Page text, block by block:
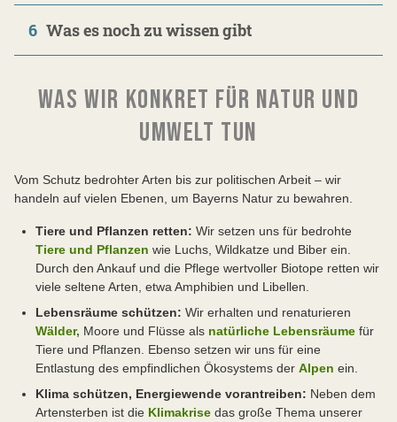
6 Was es noch zu wissen gibt
WAS WIR KONKRET FÜR NATUR UND
UMWELT TUN
Vom Schutz bedrohter Arten bis zur politischen Arbeit – wir
handeln auf vielen Ebenen, um Bayerns Natur zu bewahren.
Tiere und Pflanzen retten: Wir setzen uns für bedrohte
Tiere und Pflanzen wie Luchs, Wildkatze und Biber ein.
Durch den Ankauf und die Pflege wertvoller Biotope retten wir
viele seltene Arten, etwa Amphibien und Libellen.
Lebensräume schützen: Wir erhalten und renaturieren
Wälder, Moore und Flüsse als natürliche Lebensräume für
Tiere und Pflanzen. Ebenso setzen wir uns für eine
Entlastung des empfindlichen Ökosystems der Alpen ein.
Klima schützen, Energiewende vorantreiben: Neben dem
Artensterben ist die Klimakrise das große Thema unserer